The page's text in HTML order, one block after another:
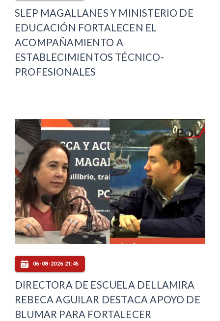
SLEP MAGALLANES Y MINISTERIO DE
EDUCACIÓN FORTALECEN EL
ACOMPAÑAMIENTO A
ESTABLECIMIENTOS TÉCNICO-
PROFESIONALES
06-08-2026 21:45
DIRECTORA DE ESCUELA DELLAMIRA
REBECA AGUILAR DESTACA APOYO DE
BLUMAR PARA FORTALECER